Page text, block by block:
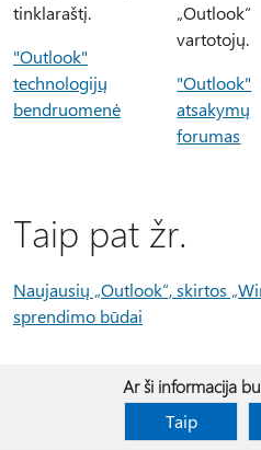
tinklaraštį.
"Outlook"
technologijų
bendruomenė
„Outlook“
vartotojų.
"Outlook"
atsakymų
forumas
Taip pat žr.
Naujausių „Outlook“, skirtos
sprendimo būdai
Ar ši informacija
Taip